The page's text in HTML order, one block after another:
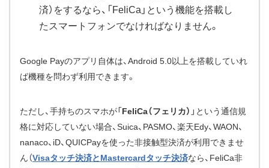
済）をするなら、「FeliCa」という機能を搭載し
たスマートフォンでなければなりません。
Google Payのアプリ自体は、Android 5.0以上を搭載していれ
ば機種を問わず利用できます。
ただし、手持ちのスマホが「FeliCa（フェリカ） 」という通信規
格に対応していない場合、Suica、PASMO、楽天Edy、WAON、
nanaco、iD、QUICPayを使った非接触型決済が利用できませ
ん（Visaタッチ決済とMastercardタッチ決済なら、FeliCa非